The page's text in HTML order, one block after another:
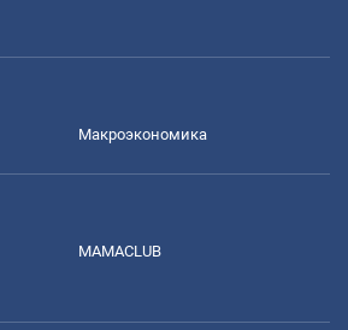
Mакроэкономика
MAMACLUB